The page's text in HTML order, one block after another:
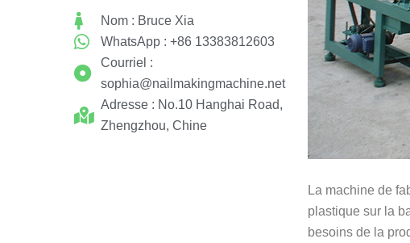
Nom : Bruce Xia
WhatsApp : +86 13383812603
Courriel :
sophia@nailmakingmachine.net
Adresse : No.10 Hanghai Road,
Zhengzhou, Chine
La machine de
plastique sur la
besoins de la